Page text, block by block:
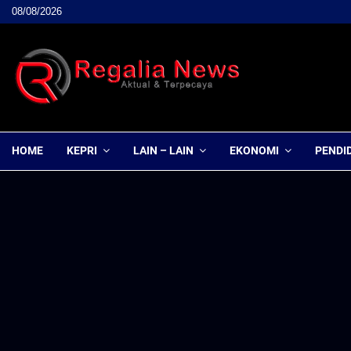
08/08/2026
HOME KEPRI LAIN – LAIN EKONOMI